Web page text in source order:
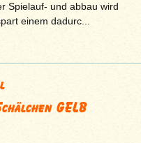
Spielauf- und abbau wird
einem dadurc...
GELB